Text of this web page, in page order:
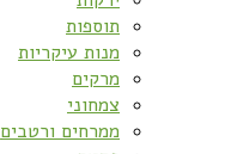
תוספות
מנות עיקריות
מרקים
צמחוני
ממרחים ורטבים